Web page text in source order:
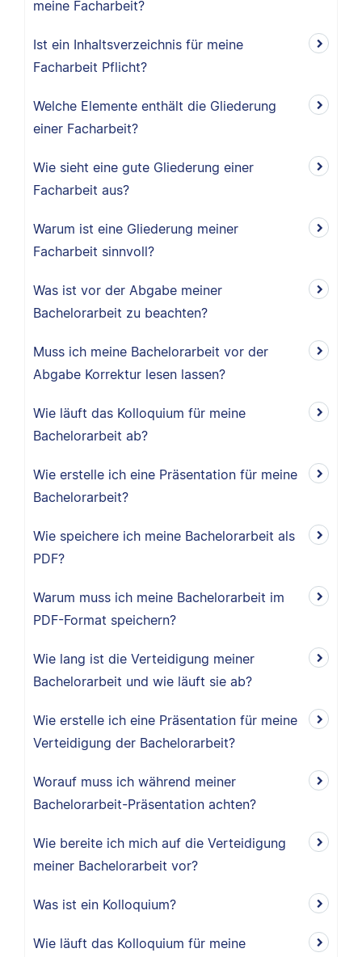
meine Facharbeit?
Ist ein Inhaltsverzeichnis für meine
Facharbeit Pflicht?
Welche Elemente enthält die Gliederung
einer Facharbeit?
Wie sieht eine gute Gliederung einer
Facharbeit aus?
Warum ist eine Gliederung meiner
Facharbeit sinnvoll?
Was ist vor der Abgabe meiner
Bachelorarbeit zu beachten?
Muss ich meine Bachelorarbeit vor der
Abgabe Korrektur lesen lassen?
Wie läuft das Kolloquium für meine
Bachelorarbeit ab?
Wie erstelle ich eine Präsentation für meine
Bachelorarbeit?
Wie speichere ich meine Bachelorarbeit als
PDF?
Warum muss ich meine Bachelorarbeit im
PDF-Format speichern?
Wie lang ist die Verteidigung meiner
Bachelorarbeit und wie läuft sie ab?
Wie erstelle ich eine Präsentation für meine
Verteidigung der Bachelorarbeit?
Worauf muss ich während meiner
Bachelorarbeit-Präsentation achten?
Wie bereite ich mich auf die Verteidigung
meiner Bachelorarbeit vor?
Was ist ein Kolloquium?
Wie läuft das Kolloquium für meine